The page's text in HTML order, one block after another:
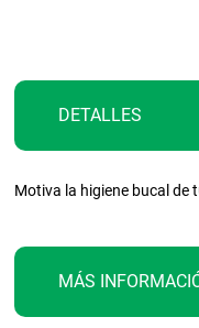
la
de
imágenes
DETALLES
Motiva la higiene bucal de
MÁS